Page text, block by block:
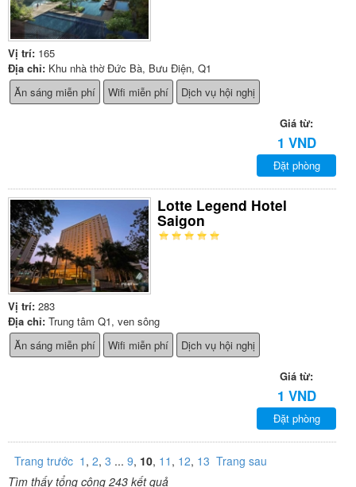
Vị trí: 165
Địa chỉ: Khu nhà thờ Đức Bà, Bưu Điện, Q1
Ăn sáng miễn phí
Wifi miễn phí Dịch vụ hội nghị
Giá từ:
1 VND
Đặt phòng
Lotte Legend Hotel
Saigon
Vị trí: 283
Địa chỉ: Trung tâm Q1, ven sông
Ăn sáng miễn phí
Wifi miễn phí Dịch vụ hội nghị
Giá từ:
1 VND
Đặt phòng
Trang trước 1 , 2, 3 ... 9, 10, 11 , 12, 13 Trang sau
Tìm thấy tổng cộng 243 kết quả